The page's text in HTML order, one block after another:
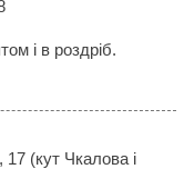
і в роздріб.
(кут Чкалова і